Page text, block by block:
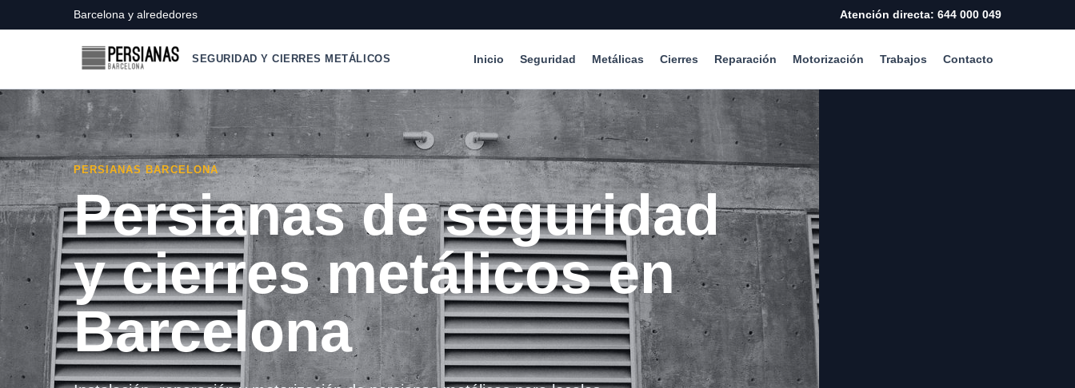
Barcelona y alrededores Atención directa: 644 000 049
SEGURIDAD Y CIERRES METÁLICOS Inicio Seguridad Metálicas Cierres Reparación Motorización Trabajos Contacto
PERSIANAS BARCELONA
Persianas de seguridad
y cierres metálicos en
Barcelona